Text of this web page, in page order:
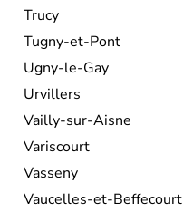
Trucy
Tugny-et-Pont
Ugny-le-Gay
Urvillers
Vailly-sur-Aisne
Variscourt
Vasseny
Vaucelles-et-Beffecourt